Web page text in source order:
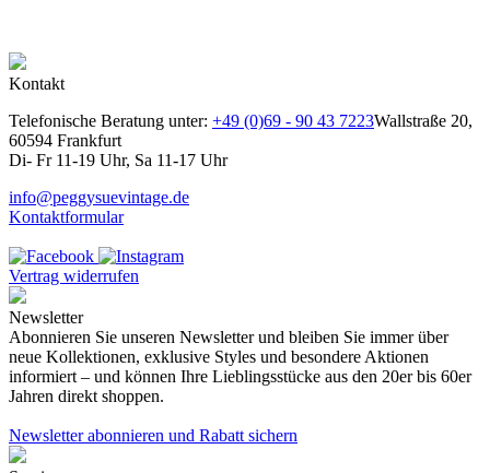
Kontakt
Telefonische Beratung unter: +49 (0)69 - 90 43 7223Wallstraße 20,
60594 Frankfurt
Di- Fr 11-19 Uhr, Sa 11-17 Uhr
info@peggysuevintage.de
Kontaktformular
Vertrag widerrufen
Newsletter
Abonnieren Sie unseren Newsletter und bleiben Sie immer über
neue Kollektionen, exklusive Styles und besondere Aktionen
informiert – und können Ihre Lieblingsstücke aus den 20er bis 60er
Jahren direkt shoppen.
Newsletter abonnieren und Rabatt sichern